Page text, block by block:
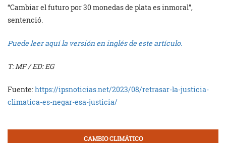
“Cambiar el futuro por 30 monedas de plata es inmoral”,
sentenció.
Puede leer aquí la versión en inglés de este artículo.
T: MF / ED: EG
Fuente:https://ipsnoticias.net/2023/08/retrasar-la-justicia-
climatica-es-negar-esa-justicia/
CAMBIO CLIMÁTICO